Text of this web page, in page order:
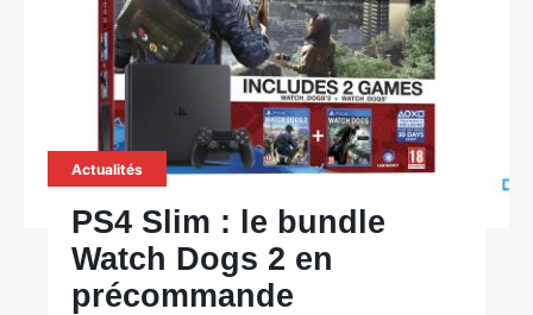
Actualités
PS4 Slim : le bundle
Watch Dogs 2 en
précommande